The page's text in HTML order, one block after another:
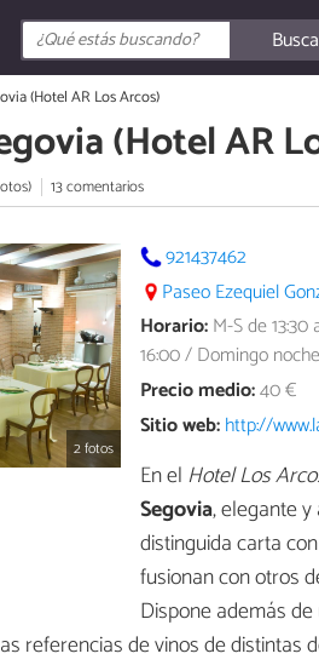
(Hotel AR Los Arcos)
(Hotel AR
13 comentarios
2 fotos
921437462
Paseo Ezequiel
Horario:M-S de
16:00 / Domingo
Precio medio:40 €
Sitio web:http://
En el Hotel Los
Segovia, elegante
distinguida carta con
fusionan con otros
Dispone además
referencias de vinos de distintas